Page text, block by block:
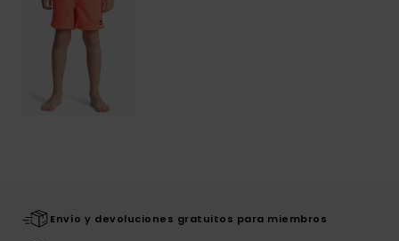
Envío y devoluciones gratuitos para miembros